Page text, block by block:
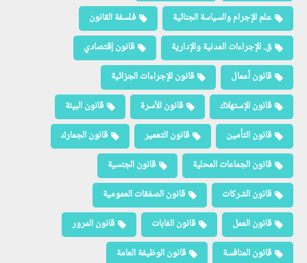
علم الإجرام والسياسة الجنائية
فلسفة القانون
ق. الإجراءات المدنية والإدارية
قانون إقتصادي
قانون أعمال
قانون الإجراءات الجزائية
قانون الإستهلاك
قانون الأسرة
قانون البيئة
قانون التأمين
قانون التعمير
قانون الجمارك
قانون الجماعات المحلية
قانون الجنسية
قانون الشركات
قانون الصفقات العمومية
قانون العمل
قانون الغابات
قانون المرور
قانون المنافسة
قانون الوظيفة العامة